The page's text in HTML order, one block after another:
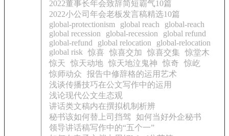
2022董事长年会致辞简短霸气10篇
2022小公司年会老板发言稿精选10篇
global-protectionism
global reach
global-reach
global recession
global-recession
global refund
global-refund
global relocation
global-relocation
global risk
惊喜 惊喜交加 惊喜交集
惊堂木
惊天
惊天动地 惊天地泣鬼神 惊奇
惊屹
惊师动众
报告中修辞格的运用艺术
浅谈传播技巧在公文写作中的运用
浅论现代公文生态观
讲话类文稿内在撰拟机制析辨
秘书该如何替上司挡驾
如何当好外企秘书
领导讲话稿写作中的“五个一”